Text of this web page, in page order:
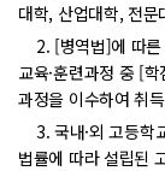
대학, 산업대학, 전
2. [병역법]에 따른
교육·훈련과정 중 [
과정을 이수하여 취
3. 국내·외 고등학
법률에 따라 설립된